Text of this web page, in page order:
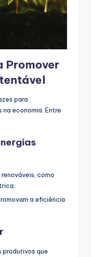
Promover
para
economia. Entre
como
a eficiência
produtivos que